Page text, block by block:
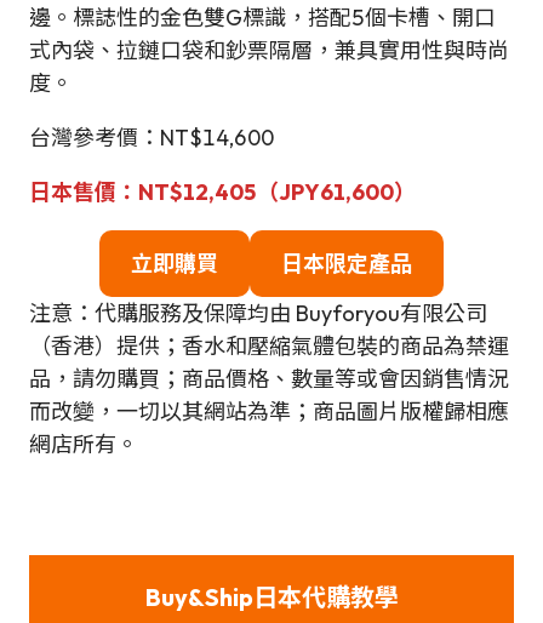
邊。標誌性的金色雙G標識，搭配5個卡槽、開口
式內袋、拉鏈口袋和鈔票隔層，兼具實用性與時尚
度。
台灣參考價：NT$14,600
日本售價：NT$12,405（JPY61,600）
立即購買
日本限定產品
注意：代購服務及保障均由 Buyforyou有限公司
（香港）提供；香水和壓縮氣體包裝的商品為禁運
品，請勿購買；商品價格、數量等或會因銷售情況
而改變，一切以其網站為準；商品圖片版權歸相應
網店所有。
Buy&Ship日本代購教學